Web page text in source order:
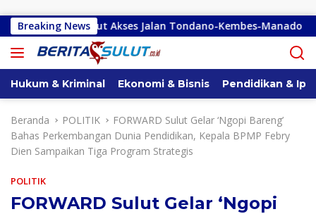
Breaking News
Sebut Akses Jalan Tondano-Kembes-Manado Perlu
Hukum & Kriminal Ekonomi & Bisnis Pendidikan &
Beranda POLITIK
FORWARD Sulut Gelar ‘Ngopi Bareng’
Bahas Perkembangan Dunia Pendidikan, Kepala BPMP Febry
Dien Sampaikan Tiga Program Strategis
POLITIK
FORWARD Sulut Gelar ‘Ngopi